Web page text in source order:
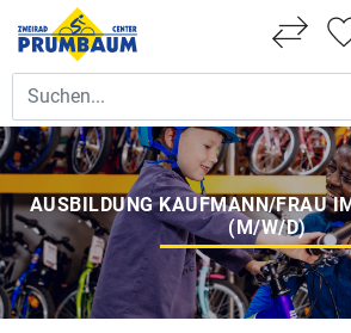
AUSBILDUNG KAUFMANN/FRAU
(M/W/D)